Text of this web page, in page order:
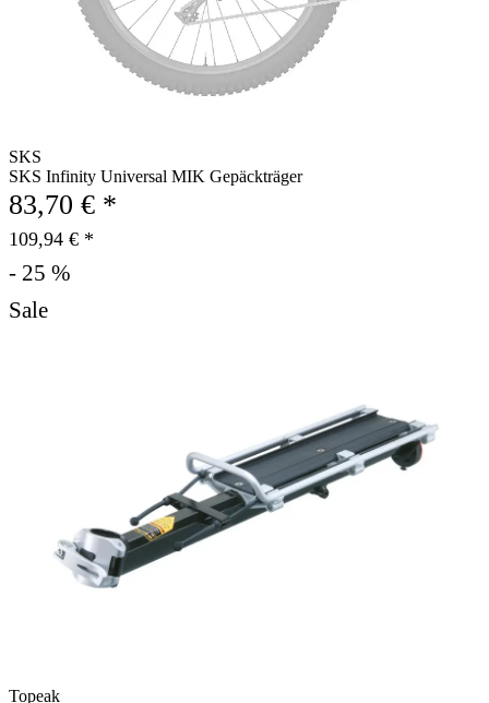
SKS
SKS Infinity Universal MIK Gepäckträger
83,70 € *
109,94 € *
- 25 %
Sale
Topeak